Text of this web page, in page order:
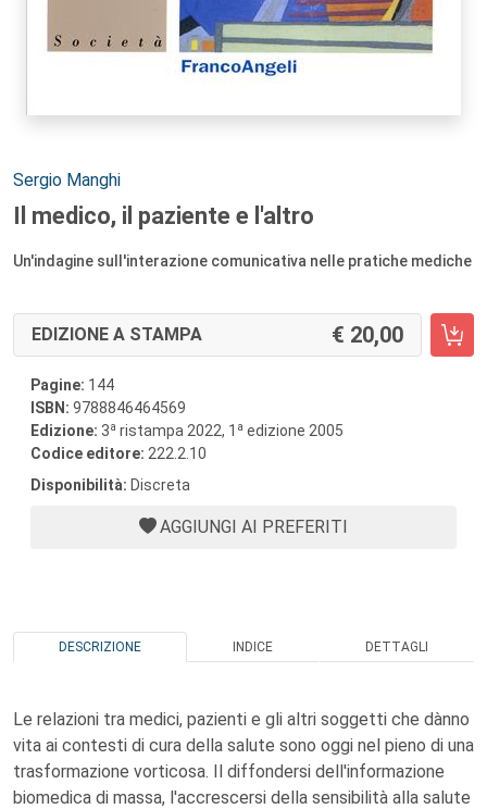
Autori:
Sergio Manghi
Il medico, il paziente e l'altro
Un'indagine sull'interazione comunicativa nelle pratiche mediche
EDIZIONE A STAMPA 20,00
Pagine: 144
ISBN: 9788846464569
Edizione: 3a ristampa 2022, 1 a edizione 2005
Codice editore: 222.2.10
Disponibilità: Discreta
AGGIUNGI AI PREFERITI
DESCRIZIONE INDICE DETTAGLI
Le relazioni tra medici, pazienti e gli altri soggetti che dànno
vita ai contesti di cura della salute sono oggi nel pieno di una
trasformazione vorticosa. Il diffondersi dell'informazione
biomedica di massa, l'accrescersi della sensibilità alla salute